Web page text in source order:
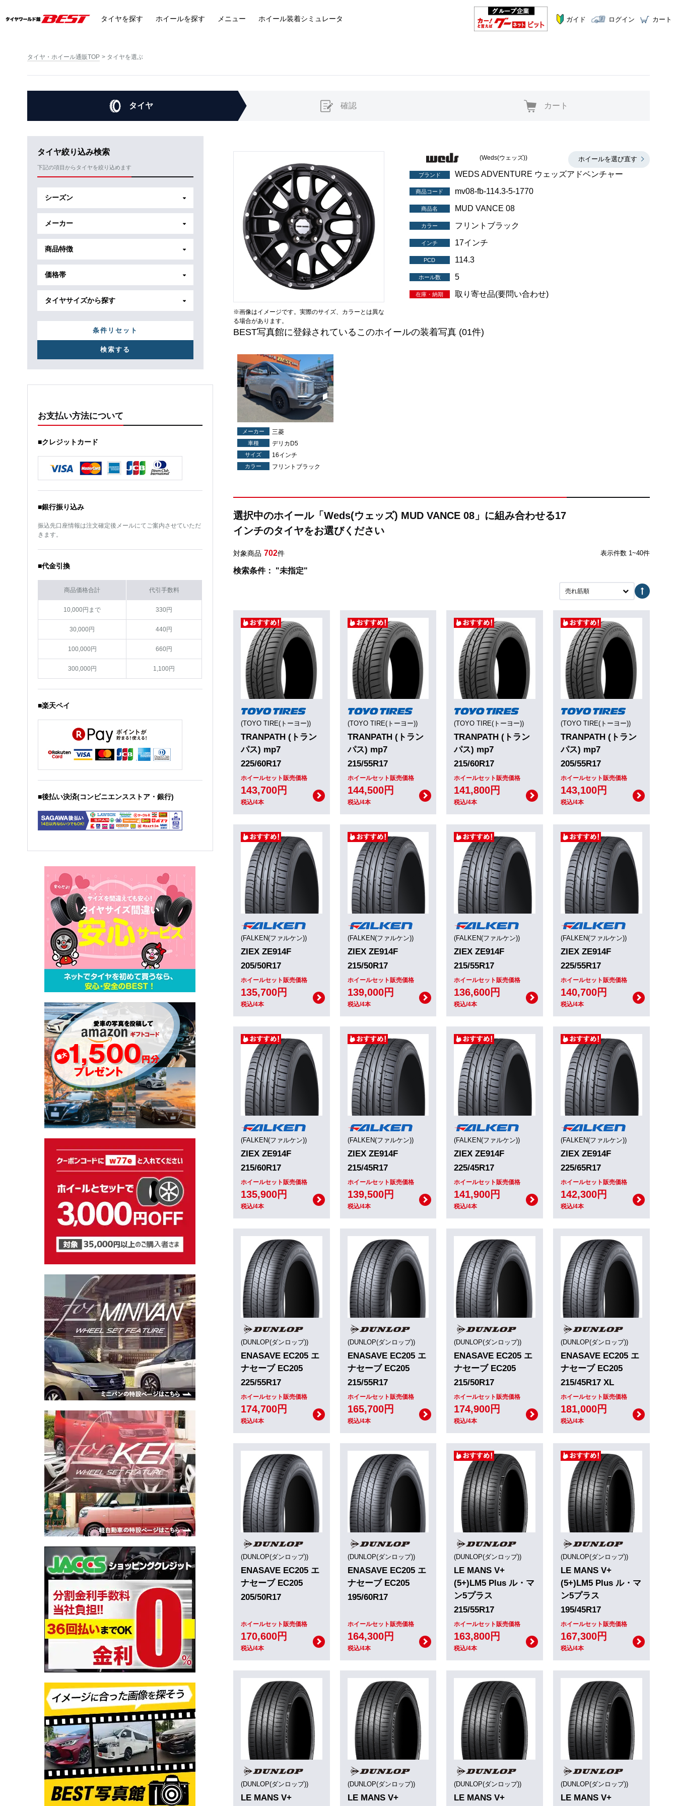
タイヤを探す ホイールを探す メニュー ホイール装着シミュレータ ガイド ログイン カート
タイヤ・ホイール通販TOP タイヤを選ぶ
タイヤ 確認 カート
タイヤ絞り込み検索
下記の項目からタイヤを絞り込めます
シーズン
メーカー
商品特徴
価格帯
タイヤサイズから探す
条件リセット
お支払い方法について
■クレジットカード
■銀行振り込み
振込先口座情報は注文確定後メールにてご案内させていただ
きます。
■代金引換
商品価格合計 代引手数料
10,000円まで 330円
30,000円 440円
100,000円 660円
300,000円 1,100円
■楽天ペイ
■後払い決済(コンビニエンスストア・銀行)
※画像はイメージです。実際のサイズ、カラーとは異な
る場合があります。
ホイールを選び直す
(Weds(ウェッズ))
ブランド WEDS ADVENTURE ウェッズアドベンチャー
商品コード mv08-fb-114.3-5-1770
商品名 MUD VANCE 08
カラー フリントブラック
インチ 17インチ
PCD 114.3
ホール数 5
在庫・納期 取り寄せ品(要問い合わせ)
BEST写真館に登録されているこのホイールの装着写真(01件)
メーカー 三菱
車種 デリカD5
サイズ 16インチ
カラー フリントブラック
選択中のホイール「Weds(ウェッズ) MUD VANCE 08」に組み合わせる17
インチのタイヤをお選びください
対象商品 702件 表示件数 1~40件
検索条件： "未指定"
売れ筋順
(TOYO TIRE(トーヨー))
TRANPATH (トラン
パス) mp7
225/60R17
ホイールセット販売価格
143,700円
税込/4本
(TOYO TIRE(トーヨー))
TRANPATH (トラン
パス) mp7
215/55R17
ホイールセット販売価格
144,500円
税込/4本
(TOYO TIRE(トーヨー))
TRANPATH (トラン
パス) mp7
215/60R17
ホイールセット販売価格
141,800円
税込/4本
(TOYO TIRE(トーヨー))
TRANPATH (トラン
パス) mp7
205/55R17
ホイールセット販売価格
143,100円
税込/4本
(FALKEN(ファルケン))
ZIEX ZE914F
205/50R17
ホイールセット販売価格
135,700円
税込/4本
(FALKEN(ファルケン))
ZIEX ZE914F
215/50R17
ホイールセット販売価格
139,000円
税込/4本
(FALKEN(ファルケン))
ZIEX ZE914F
215/55R17
ホイールセット販売価格
136,600円
税込/4本
(FALKEN(ファルケン))
ZIEX ZE914F
225/55R17
ホイールセット販売価格
140,700円
税込/4本
(FALKEN(ファルケン))
ZIEX ZE914F
215/60R17
ホイールセット販売価格
135,900円
税込/4本
(FALKEN(ファルケン))
ZIEX ZE914F
215/45R17
ホイールセット販売価格
139,500円
税込/4本
(FALKEN(ファルケン))
ZIEX ZE914F
225/45R17
ホイールセット販売価格
141,900円
税込/4本
(FALKEN(ファルケン))
ZIEX ZE914F
225/65R17
ホイールセット販売価格
142,300円
税込/4本
(DUNLOP(ダンロップ))
ENASAVE EC205 エ
ナセーブ EC205
225/55R17
ホイールセット販売価格
174,700円
税込/4本
(DUNLOP(ダンロップ))
ENASAVE EC205 エ
ナセーブ EC205
215/55R17
ホイールセット販売価格
165,700円
税込/4本
(DUNLOP(ダンロップ))
ENASAVE EC205 エ
ナセーブ EC205
215/50R17
ホイールセット販売価格
174,900円
税込/4本
(DUNLOP(ダンロップ))
ENASAVE EC205 エ
ナセーブ EC205
215/45R17 XL
ホイールセット販売価格
181,000円
税込/4本
(DUNLOP(ダンロップ))
ENASAVE EC205 エ
ナセーブ EC205
205/50R17
ホイールセット販売価格
170,600円
税込/4本
(DUNLOP(ダンロップ))
ENASAVE EC205 エ
ナセーブ EC205
195/60R17
ホイールセット販売価格
164,300円
税込/4本
(DUNLOP(ダンロップ))
LE MANS V+
(5+)LM5 Plus ル・マ
ン5プラス
215/55R17
ホイールセット販売価格
163,800円
税込/4本
(DUNLOP(ダンロップ))
LE MANS V+
(5+)LM5 Plus ル・マ
ン5プラス
195/45R17
ホイールセット販売価格
167,300円
税込/4本
(DUNLOP(ダンロップ))
LE MANS V+
(DUNLOP(ダンロップ))
LE MANS V+
(DUNLOP(ダンロップ))
LE MANS V+
(DUNLOP(ダンロップ))
LE MANS V+